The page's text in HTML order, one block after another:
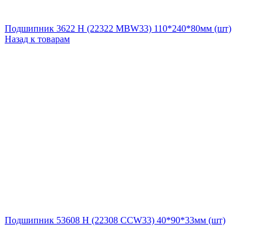
Подшипник 3622 Н (22322 MBW33) 110*240*80мм (шт)
Назад к товарам
Подшипник 53608 Н (22308 CCW33) 40*90*33мм (шт)